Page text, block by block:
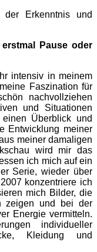
Erkenntnis und
Pause oder
intensiv in meinem
Faszination für
nachvollziehen
und Situationen
Überblick und
Entwicklung meiner
meiner damaligen
wird mir das
ich mich auf ein
Serie, wieder über
konzentriere ich
mich Bilder, die
zeigen und bei der
Energie vermitteln.
individueller
Kleidung und